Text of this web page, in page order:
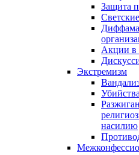
Защита
Акции в
Экстремизм
насилию